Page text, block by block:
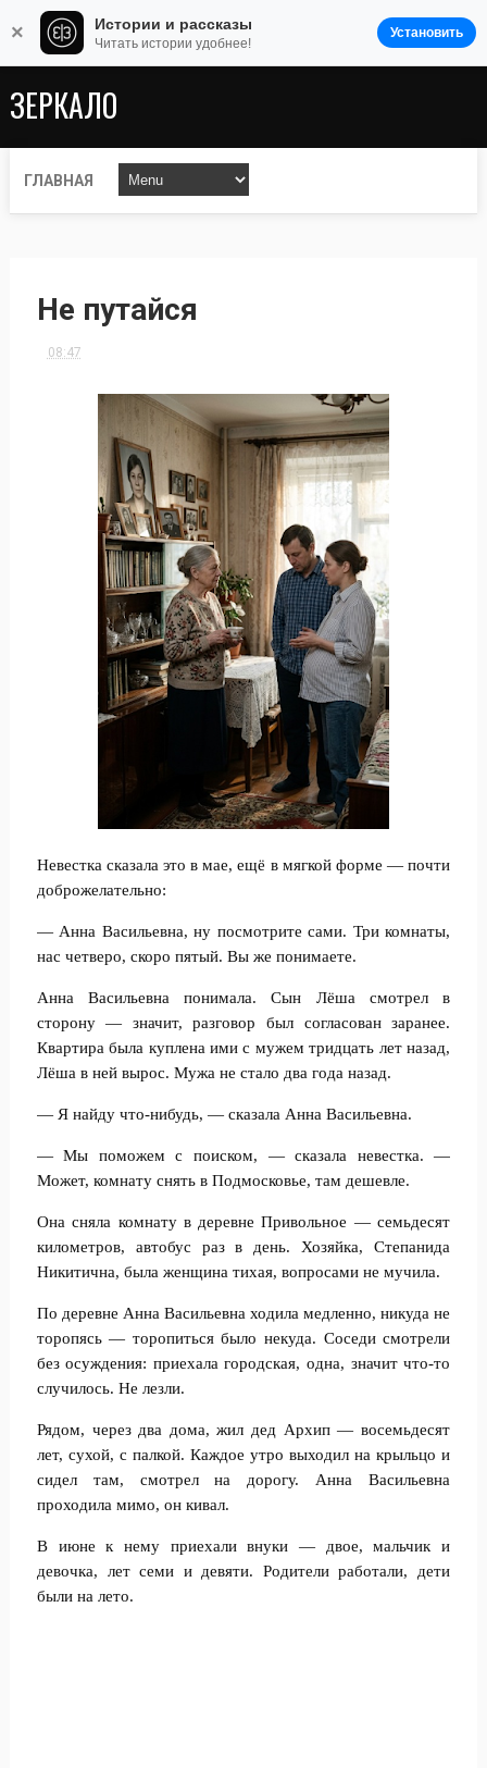
ЗЕРКАЛО
ГЛАВНАЯ
Не путайся
08:47
Невестка сказала это в мае, ещё в мягкой форме — почти
доброжелательно:
— Анна Васильевна, ну посмотрите сами. Три комнаты,
нас четверо, скоро пятый. Вы же понимаете.
Анна Васильевна понимала. Сын Лёша смотрел в
сторону — значит, разговор был согласован заранее.
Квартира была куплена ими с мужем тридцать лет назад,
Лёша в ней вырос. Мужа не стало два года назад.
— Я найду что-нибудь, — сказала Анна Васильевна.
— Мы поможем с поиском, — сказала невестка. —
Может, комнату снять в Подмосковье, там дешевле.
Она сняла комнату в деревне Привольное — семьдесят
километров, автобус раз в день. Хозяйка, Степанида
Никитична, была женщина тихая, вопросами не мучила.
По деревне Анна Васильевна ходила медленно, никуда не
торопясь — торопиться было некуда. Соседи смотрели
без осуждения: приехала городская, одна, значит что-то
случилось. Не лезли.
Рядом, через два дома, жил дед Архип — восемьдесят
лет, сухой, с палкой. Каждое утро выходил на крыльцо и
сидел там, смотрел на дорогу. Анна Васильевна
проходила мимо, он кивал.
В июне к нему приехали внуки — двое, мальчик и
девочка, лет семи и девяти. Родители работали, дети
были на лето.
× Истории и рассказы
Читать истории удобнее!
Установить